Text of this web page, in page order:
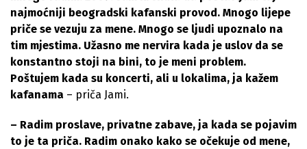
najmoćniji beogradski kafanski provod. Mnogo lijepe
priče se vezuju za mene. Mnogo se ljudi upoznalo na
tim mjestima. Užasno me nervira kada je uslov da se
konstantno stoji na bini, to je meni problem.
Poštujem kada su koncerti, ali u lokalima, ja kažem
kafanama – priča Jami.
– Radim proslave, privatne zabave, ja kada se pojavim
to je ta priča. Radim onako kako se očekuje od mene,